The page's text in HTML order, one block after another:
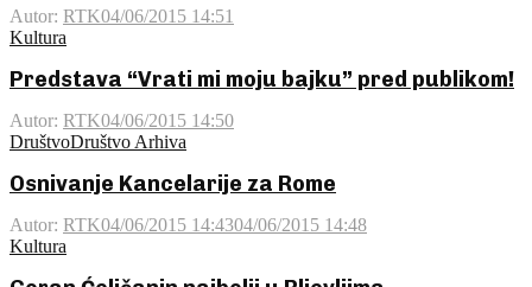
Autor: RTK04/06/2015 14:51
Kultura
Predstava “Vrati mi moju bajku” pred publikom!
Autor: RTK04/06/2015 14:50
DruštvoDruštvo Arhiva
Osnivanje Kancelarije za Rome
Autor: RTK04/06/2015 14:4304/06/2015 14:48
Kultura